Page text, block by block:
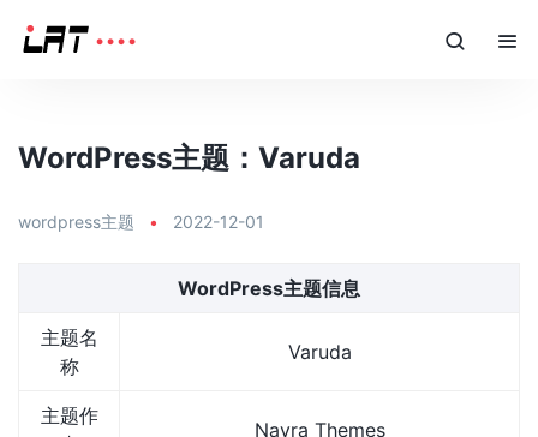
WordPress主题：Varuda
wordpress主题 • 2022-12-01
WordPress主题信息
主题名
称
Varuda
主题作
Nayra Themes